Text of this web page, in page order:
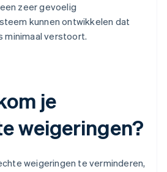
zeer gevoelig
kunnen ontwikkelen dat
minimaal verstoort.
je
weigeringen?
weigeringen te verminderen,